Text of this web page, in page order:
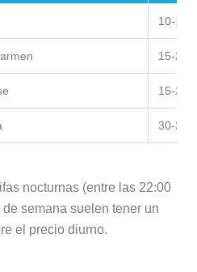
10-15
15-20
15-20
30-35
nocturnas (entre las 22:00
semana suelen tener un
el precio diurno.